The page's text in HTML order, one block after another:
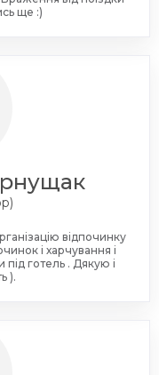
ще :)
відпочинку
і харчування і
під готель . Дякую і
).